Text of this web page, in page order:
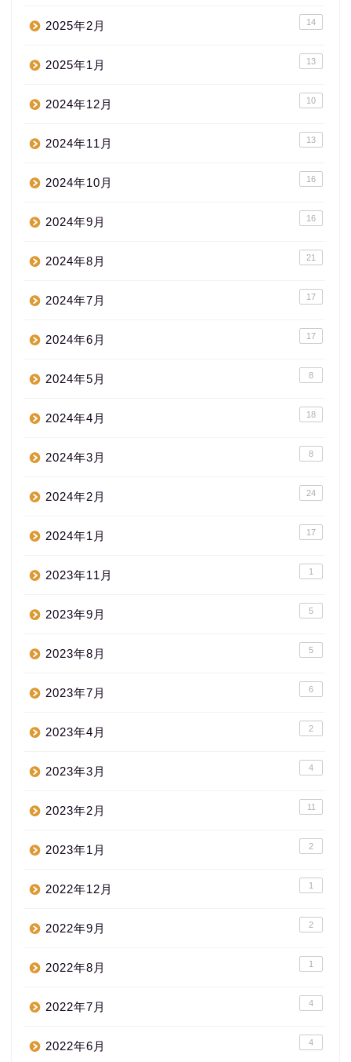
2025年2月 14
2025年1月 13
2024年12月 10
2024年11月 13
2024年10月 16
2024年9月 16
2024年8月 21
2024年7月 17
2024年6月 17
2024年5月 8
2024年4月 18
2024年3月 8
2024年2月 24
2024年1月 17
2023年11月 1
2023年9月 5
2023年8月 5
2023年7月 6
2023年4月 2
2023年3月 4
2023年2月 11
2023年1月 2
2022年12月 1
2022年9月 2
2022年8月 1
2022年7月 4
2022年6月 4